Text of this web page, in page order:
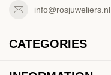
info@rosjuweliers.nl
CATEGORIES